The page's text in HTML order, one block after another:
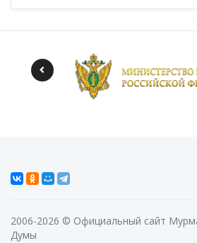
2006-2026 © Официальный сайт
Думы